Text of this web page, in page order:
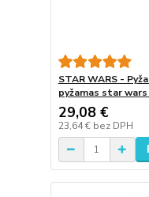
STAR WARS -
pyžamas star
29,08 €
23,64 € bez DPH